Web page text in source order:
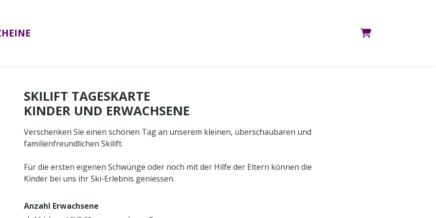
WARENKORB
SKILIFT TAGESKARTE
KINDER UND ERWACHSENE
Verschenken Sie einen schönen Tag an unserem kleinen, überschaubaren und
familienfreundlichen Skilift.
Für die ersten eigenen Schwünge oder noch mit der Hilfe der Eltern können die
Kinder bei uns ihr Ski-Erlebnis geniessen.
Anzahl Erwachsene